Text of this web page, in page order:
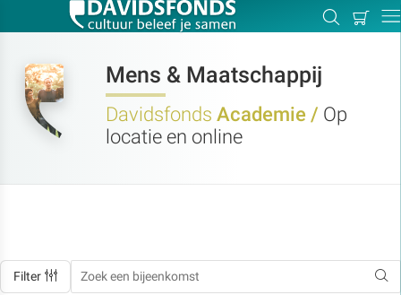
Zoeken
Mijn
Mens & Maatschappij
Davidsfonds Academie / Op
locatie en online
Filter